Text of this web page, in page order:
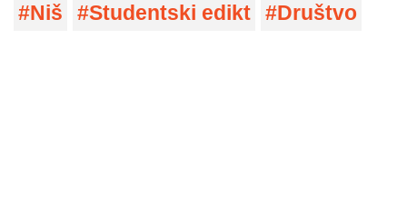
Niš
Studentski edikt Društvo